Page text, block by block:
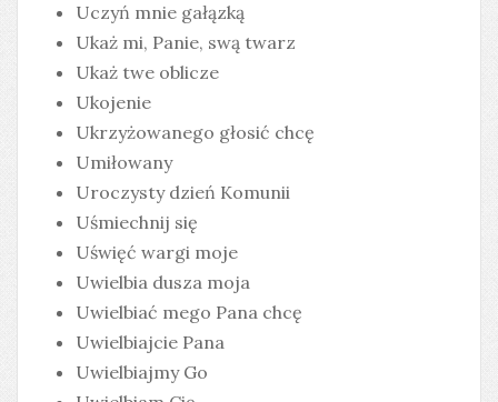
Uczyń mnie gałązką
Ukaż mi, Panie, swą twarz
Ukaż twe oblicze
Ukojenie
Ukrzyżowanego głosić chcę
Umiłowany
Uroczysty dzień Komunii
Uśmiechnij się
Uświęć wargi moje
Uwielbia dusza moja
Uwielbiać mego Pana chcę
Uwielbiajcie Pana
Uwielbiajmy Go